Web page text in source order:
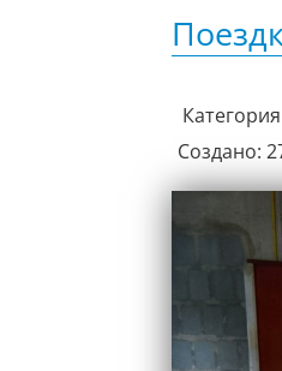
Создано: